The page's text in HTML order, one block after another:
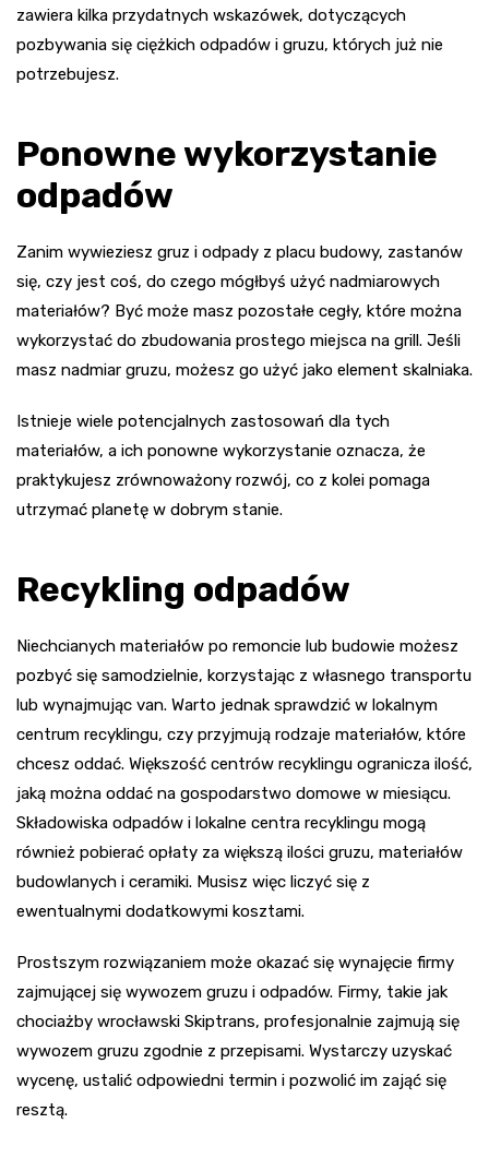
zawiera kilka przydatnych wskazówek, dotyczących
pozbywania się ciężkich odpadów i gruzu, których już nie
potrzebujesz.
Ponowne wykorzystanie
odpadów
Zanim wywieziesz gruz i odpady z placu budowy, zastanów
się, czy jest coś, do czego mógłbyś użyć nadmiarowych
materiałów? Być może masz pozostałe cegły, które można
wykorzystać do zbudowania prostego miejsca na grill. Jeśli
masz nadmiar gruzu, możesz go użyć jako element skalniaka.
Istnieje wiele potencjalnych zastosowań dla tych
materiałów, a ich ponowne wykorzystanie oznacza, że
praktykujesz zrównoważony rozwój, co z kolei pomaga
utrzymać planetę w dobrym stanie.
Recykling odpadów
Niechcianych materiałów po remoncie lub budowie możesz
pozbyć się samodzielnie, korzystając z własnego transportu
lub wynajmując van. Warto jednak sprawdzić w lokalnym
centrum recyklingu, czy przyjmują rodzaje materiałów, które
chcesz oddać. Większość centrów recyklingu ogranicza ilość,
jaką można oddać na gospodarstwo domowe w miesiącu.
Składowiska odpadów i lokalne centra recyklingu mogą
również pobierać opłaty za większą ilości gruzu, materiałów
budowlanych i ceramiki. Musisz więc liczyć się z
ewentualnymi dodatkowymi kosztami.
Prostszym rozwiązaniem może okazać się wynajęcie firmy
zajmującej się wywozem gruzu i odpadów. Firmy, takie jak
chociażby wrocławski Skiptrans, profesjonalnie zajmują się
wywozem gruzu zgodnie z przepisami. Wystarczy uzyskać
wycenę, ustalić odpowiedni termin i pozwolić im zająć się
resztą.